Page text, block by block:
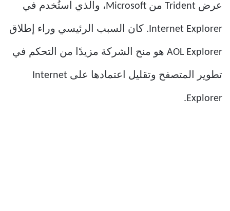
عرض Trident من Microsoft، والذي استُخدم في
Internet Explorer. كان السبب الرئيسي وراء إطلاق
AOL Explorer هو منح الشركة مزيدًا من التحكم في
تطوير المتصفح وتقليل اعتمادها على Internet
Explorer.